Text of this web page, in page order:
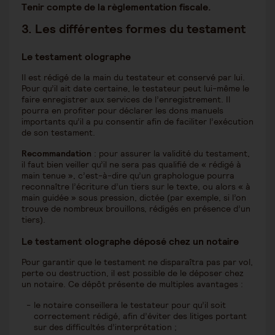
Tenir compte de la règlementation fiscale.
3. Les différentes formes du testament
Le testament olographe
Il est rédigé de la main du testateur et conservé par lui.
Pour qu’il ait date certaine, le testateur peut lui-même le
faire enregistrer aux services de l’enregistrement. Il
pourra en profiter pour déclarer les dons manuels
importants qu’il a pu consentir afin de faciliter l’exécution
de son testament.
Recommandation : pour assurer la validité du testament,
il faut bien veiller qu’il ne sera pas qualifié de « rédigé à
main tenue », c’est-à-dire qu’un graphologue pourra
reconnaître l’écriture d’un tiers sur le texte, ou alors « à
main guidée » sous pression, dictée (par exemple, si l’on
trouve de nombreux brouillons, rédigés en présence d’un
tiers).
Le testament olographe déposé chez un notaire
Pour garantir que le testament ne disparaîtra pas par vol,
perte ou destruction, il est possible de le déposer chez
un notaire. Ce dépôt présente de multiples avantages :
le notaire conseillera le testateur pour qu’il soit
correctement rédigé, afin d’éviter des litiges portant
sur des difficultés d’interprétation ;